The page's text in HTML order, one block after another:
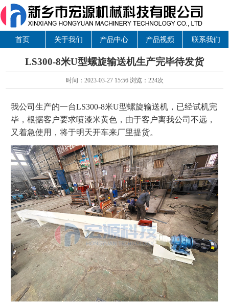
首页 关于我们 产品中心 产品视频 联系我们
LS300-8米U型螺旋输送机生产完毕待发货
时间：2023-03-27 15:56 浏览： 224次
我公司生产的一台LS300-8米U型螺旋输送机，已经试机完
毕，根据客户要求喷漆米黄色，由于客户离我公司不远，
又着急使用，将于明天开车来厂里提货。